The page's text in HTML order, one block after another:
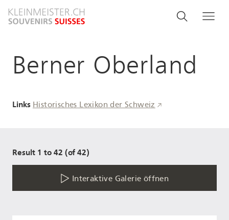
zum
Search
menu
Suche
Berner Oberland
Links Historisches Lexikon der Schweiz
Result 1 to 42 (of 42)
Interaktive Galerie öffnen